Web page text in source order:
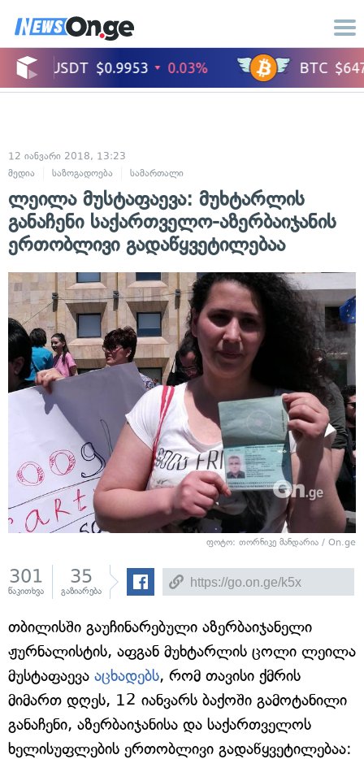
12 იანვარი 2018, 13:23
მედია
საზოგადოება სამართალი
ლეილა მუსტაფაევა: მუხტარლის
განაჩენი საქართველო-აზერბაიჯანის
ერთობლივი გადაწყვეტილებაა
ფოტო: თორნიკე მანდარია / On.ge
301
წაკითხვა
35
გაზიარება
თბილისში გაუჩინარებული აზერბაიჯანელი
ჟურნალისტის, აფგან მუხტარლის ცოლი ლეილა
მუსტაფაევა აცხადებს, რომ თავისი ქმრის
მიმართ დღეს, 12 იანვარს ბაქოში გამოტანილი
განაჩენი, აზერბაიჯანისა და საქართველოს
ხელისუფლების ერთობლივი გადაწყვეტილებაა: